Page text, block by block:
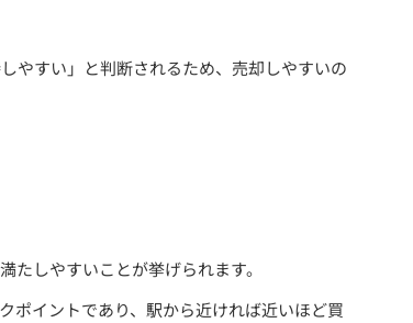
やすい」と判断されるため、売却しやすいの
しやすいことが挙げられます。
ポイントであり、駅から近ければ近いほど買